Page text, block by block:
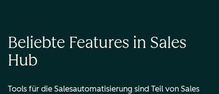
Beliebte Features in Sales
Hub
Tools für die Salesautomatisierung sind Teil von Sales